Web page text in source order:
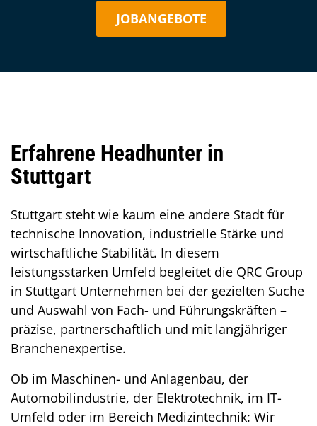
JOBANGEBOTE
Einleitung
Erfahrene Headhunter in
Stuttgart
Inhalt
Stuttgart steht wie kaum eine andere Stadt für
technische Innovation, industrielle Stärke und
wirtschaftliche Stabilität. In diesem
leistungsstarken Umfeld begleitet die QRC Group
in Stuttgart Unternehmen bei der gezielten Suche
und Auswahl von Fach- und Führungskräften –
präzise, partnerschaftlich und mit langjähriger
Branchenexpertise.
Ob im Maschinen- und Anlagenbau, der
Automobilindustrie, der Elektrotechnik, im IT-
Umfeld oder im Bereich Medizintechnik: Wir